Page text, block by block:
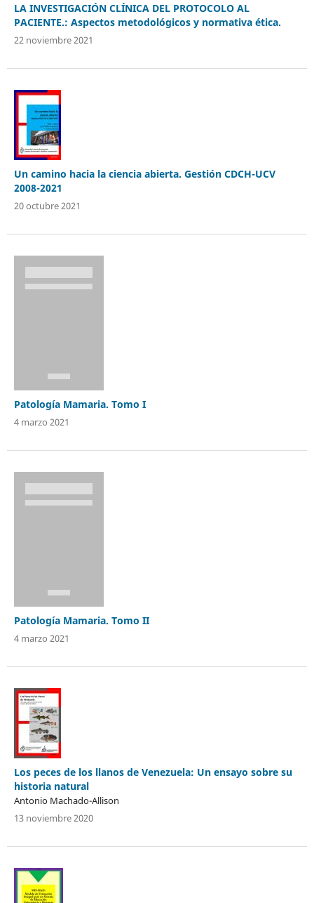
LA INVESTIGACIÓN CLÍNICA DEL PROTOCOLO AL
PACIENTE.: Aspectos metodológicos y normativa ética.
22 noviembre 2021
Un camino hacia la ciencia abierta. Gestión CDCH-UCV
2008-2021
20 octubre 2021
Patología Mamaria. Tomo I
4 marzo 2021
Patología Mamaria. Tomo II
4 marzo 2021
Los peces de los llanos de Venezuela: Un ensayo sobre su
historia natural
Antonio Machado-Allison
13 noviembre 2020